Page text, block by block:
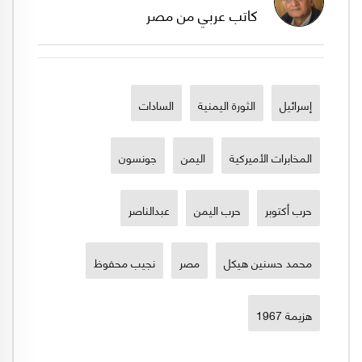
كاتب عربي من مصر
إسرائيل الثورة اليمنية السادات
المخابرات الأميركية اليمن جونسون
حرب أكتوبر حرب اليمن عبدالناصر
محمد حسنين هيكل مصر نجيب محفوظ
هزيمة 1967